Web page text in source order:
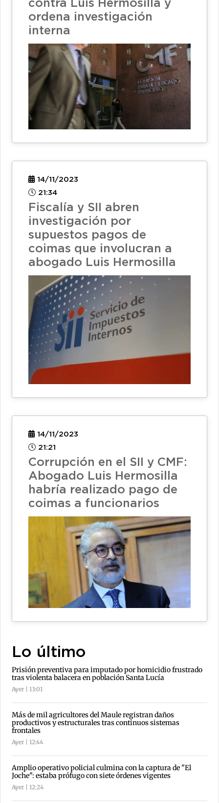
contra Luis Hermosilla y
ordena investigación
interna
14/11/2023
21:34
Fiscalía y SII abren
investigación por
supuestos pagos de
coimas que involucran a
abogado Luis Hermosilla
14/11/2023
21:21
Corrupción en el SII y CMF:
Abogado Luis Hermosilla
habría realizado pago de
coimas a funcionarios
Lo último
Prisión preventiva para imputado por homicidio frustrado
tras violenta balacera en población Santa Lucía
Ayer | 13:01
Más de mil agricultores del Maule registran daños
productivos y estructurales tras continuos sistemas
frontales
Ayer | 12:44
Amplio operativo policial culmina con la captura de "El
Joche": estaba prófugo con siete órdenes vigentes
Ayer | 12:24